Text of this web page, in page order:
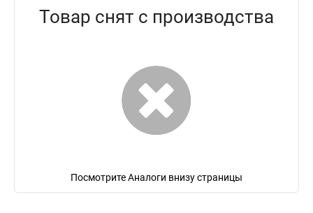
Товар снят с производства
Посмотрите Аналоги внизу страницы